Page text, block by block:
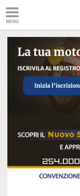
MENU
254.000